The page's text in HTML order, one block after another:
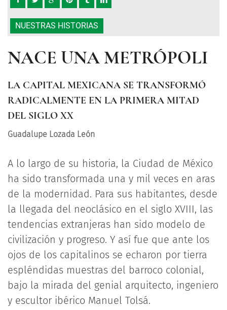
NUESTRAS HISTORIAS
NACE UNA METRÓPOLI
LA CAPITAL MEXICANA SE TRANSFORMÓ
RADICALMENTE EN LA PRIMERA MITAD
DEL SIGLO XX
Guadalupe Lozada León
A lo largo de su historia, la Ciudad de México
ha sido transformada una y mil veces en aras
de la modernidad. Para sus habitantes, desde
la llegada del neoclásico en el siglo XVIII, las
tendencias extranjeras han sido modelo de
civilización y progreso. Y así fue que ante los
ojos de los capitalinos se echaron por tierra
espléndidas muestras del barroco colonial,
bajo la mirada del genial arquitecto, ingeniero
y escultor ibérico Manuel Tolsá.